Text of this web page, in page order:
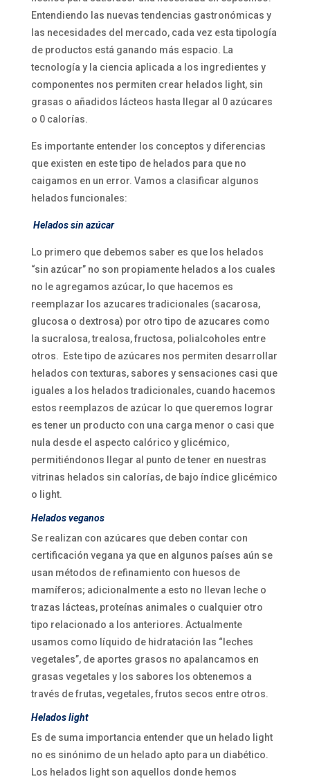
Entendiendo las nuevas tendencias gastronómicas y
las necesidades del mercado, cada vez esta tipología
de productos está ganando más espacio. La
tecnología y la ciencia aplicada a los ingredientes y
componentes nos permiten crear helados light, sin
grasas o añadidos lácteos hasta llegar al 0 azúcares
o 0 calorías.
Es importante entender los conceptos y diferencias
que existen en este tipo de helados para que no
caigamos en un error. Vamos a clasificar algunos
helados funcionales:
Helados sin azúcar
Lo primero que debemos saber es que los helados
“sin azúcar” no son propiamente helados a los cuales
no le agregamos azúcar, lo que hacemos es
reemplazar los azucares tradicionales (sacarosa,
glucosa o dextrosa) por otro tipo de azucares como
la sucralosa, trealosa, fructosa, polialcoholes entre
otros. Este tipo de azúcares nos permiten desarrollar
helados con texturas, sabores y sensaciones casi que
iguales a los helados tradicionales, cuando hacemos
estos reemplazos de azúcar lo que queremos lograr
es tener un producto con una carga menor o casi que
nula desde el aspecto calórico y glicémico,
permitiéndonos llegar al punto de tener en nuestras
vitrinas helados sin calorías, de bajo índice glicémico
o light.
Helados veganos
Se realizan con azúcares que deben contar con
certificación vegana ya que en algunos países aún se
usan métodos de refinamiento con huesos de
mamíferos; adicionalmente a esto no llevan leche o
trazas lácteas, proteínas animales o cualquier otro
tipo relacionado a los anteriores. Actualmente
usamos como líquido de hidratación las “leches
vegetales”, de aportes grasos no apalancamos en
grasas vegetales y los sabores los obtenemos a
través de frutas, vegetales, frutos secos entre otros.
Helados light
Es de suma importancia entender que un helado light
no es sinónimo de un helado apto para un diabético.
Los helados light son aquellos donde hemos